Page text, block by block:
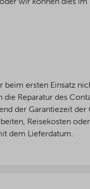
ersten Einsatz
Reparatur des
der Garantiezeit
Reisekosten
dem Lieferdatum.